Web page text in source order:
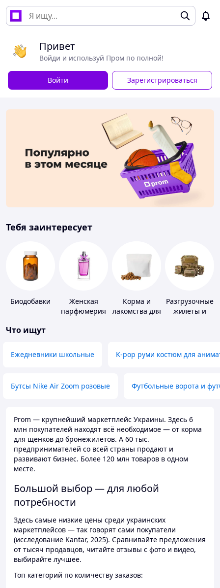
Привет
Войди и используй Пром по полной!
Войти Зарегистрироваться
Тебя заинтересует
Биодобавки
Женская
парфюмерия
Корма и
лакомства для
Разгрузочные
жилеты и
Что ищут
Ежедневники школьные K-pop руми костюм для
Бутсы Nike Air Zoom розовые Футбольные ворота и
Prom — крупнейший маркетплейс Украины. Здесь 6
млн покупателей находят всё необходимое — от корма
для щенков до бронежилетов. А 60 тыс.
предпринимателей со всей страны продают и
развивают бизнес. Более 120 млн товаров в одном
месте.
Большой выбор — для любой
потребности
Здесь самые низкие цены среди украинских
маркетплейсов — так говорят сами покупатели
(исследование Kantar, 2025). Сравнивайте предложения
от тысяч продавцов, читайте отзывы с фото и видео,
выбирайте лучшее.
Топ категорий по количеству заказов: